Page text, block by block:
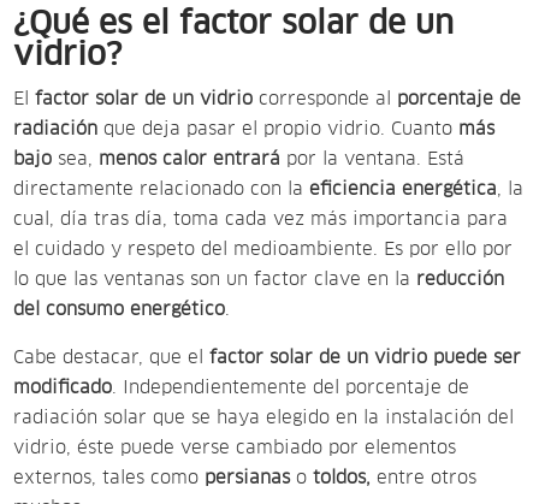
¿Qué es el factor solar de un
vidrio?
Elfactor solar de un vidriocorresponde al porcentaje de
radiaciónque deja pasar el propio vidrio. Cuanto más
bajo sea, menos calor entrará por la ventana. Está
directamente relacionado con laeficiencia energética, la
cual, día tras día, toma cada vez más importancia para
el cuidado y respeto del medioambiente. Es por ello por
lo que las ventanas son un factor clave en la reducción
del consumo energético.
Cabe destacar, que elfactor solar de un vidrio puede ser
modificado. Independientemente del porcentaje de
radiación solar que se haya elegido en la instalación del
vidrio, éste puede verse cambiado por elementos
externos, tales como persianasotoldos, entre otros